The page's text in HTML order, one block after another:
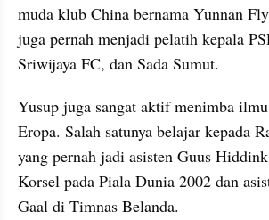
muda klub China bernama Yunnan
juga pernah menjadi pelatih kepala
Sriwijaya FC, dan Sada Sumut.
Yusup juga sangat aktif menimba
Eropa. Salah satunya belajar kepada
yang pernah jadi asisten Guus
Korsel pada Piala Dunia 2002 dan
Gaal di Timnas Belanda.